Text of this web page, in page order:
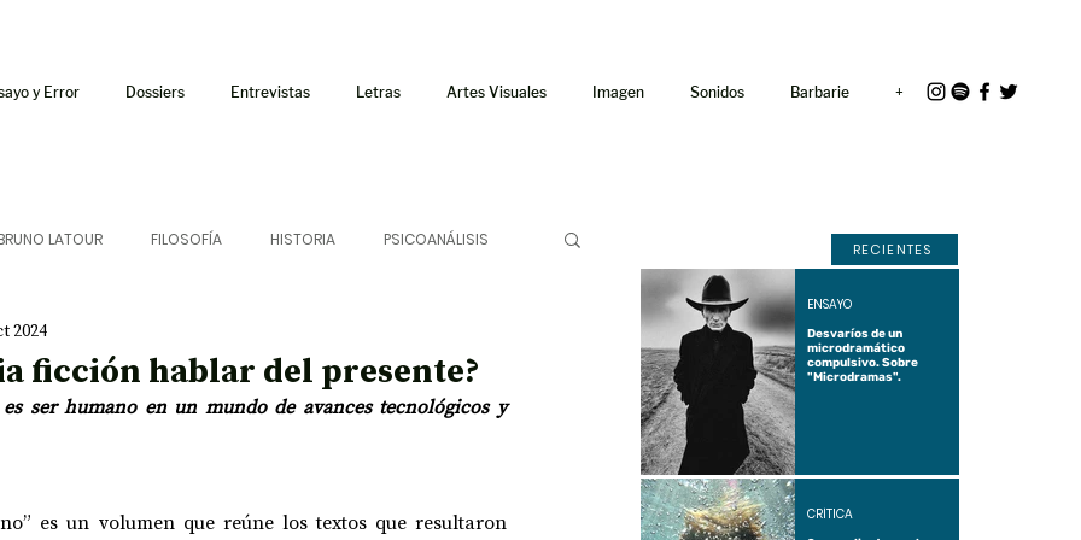
y Error Dossiers Entrevistas Letras Artes Visuales Imagen Sonidos Barbarie +
LATOUR FILOSOFÍA HISTORIA PSICOANÁLISIS
AFUERISMOS POESÍA ENSAYO
ficción hablar del presente?
2024
ser humano en un mundo de avances tecnológicos y
es un volumen que reúne los textos que resultaron
RECIENTES
Desvaríos de un
microdramático
compulsivo. Sobre
"Microdramas".
ENSAYO
CRÍTICA